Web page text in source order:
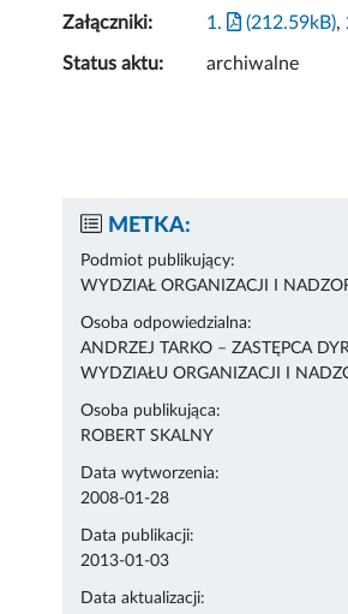
Załączniki: 1. (212.59kB),
Status aktu: archiwalne
METKA:
Podmiot publikujący:
WYDZIAŁ ORGANIZACJI I
Osoba odpowiedzialna:
ANDRZEJ TARKO – ZASTĘPCA
WYDZIAŁU ORGANIZACJI I
Osoba publikująca:
ROBERT SKALNY
Data wytworzenia:
2008-01-28
Data publikacji:
2013-01-03
Data aktualizacji: